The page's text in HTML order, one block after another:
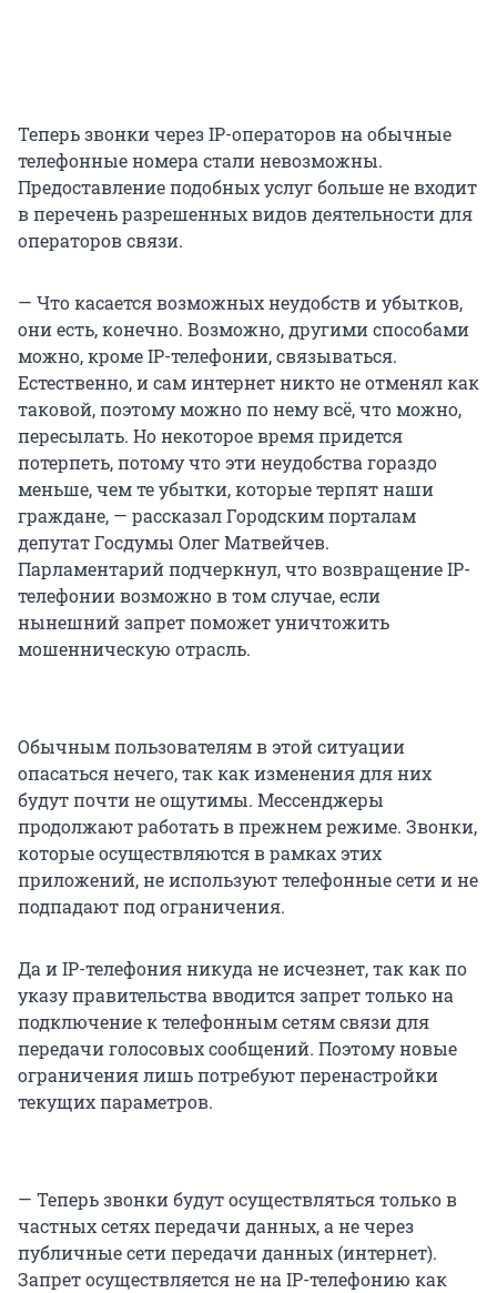
Теперь звонки через IP-операторов на обычные
телефонные номера стали невозможны.
Предоставление подобных услуг больше не входит
в перечень разрешенных видов деятельности для
операторов связи.
— Что касается возможных неудобств и убытков,
они есть, конечно. Возможно, другими способами
можно, кроме IP-телефонии, связываться.
Естественно, и сам интернет никто не отменял как
таковой, поэтому можно по нему всё, что можно,
пересылать. Но некоторое время придется
потерпеть, потому что эти неудобства гораздо
меньше, чем те убытки, которые терпят наши
граждане, — рассказал Городским порталам
депутат Госдумы Олег Матвейчев.
Парламентарий подчеркнул, что возвращение IP-
телефонии возможно в том случае, если
нынешний запрет поможет уничтожить
мошенническую отрасль.
Обычным пользователям в этой ситуации
опасаться нечего, так как изменения для них
будут почти не ощутимы. Мессенджеры
продолжают работать в прежнем режиме. Звонки,
которые осуществляются в рамках этих
приложений, не используют телефонные сети и не
подпадают под ограничения.
Да и IP-телефония никуда не исчезнет, так как по
указу правительства вводится запрет только на
подключение к телефонным сетям связи для
передачи голосовых сообщений. Поэтомуновые
ограничения лишь потребуют перенастройки
текущих параметров.
— Теперь звонки будут осуществляться только в
частных сетях передачи данных, а не через
публичные сети передачи данных (интернет).
Запрет осуществляется не на IP-телефонию как